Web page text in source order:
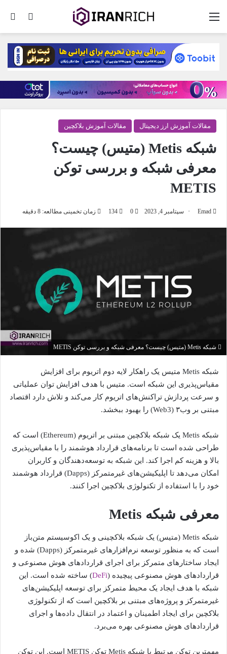
تغییر منو
مقالات آموزش ارز دیجیتال مقالات آموزش بلاکچین
شبکه Metis (متیس) چیست؟
معرفی شبکه و بررسی توکن
METIS
Emad سپتامبر 4, 2023 0
134 زمان تخمینی مطالعه: 8 دقیقه
شبکه Metis (متیس) چیست؟ معرفی شبکه و بررسی توکن METIS
شبکه Metis متیس یک راهکار لایه دوم اتریوم برای افزایش
مقیاس‌پذیری این شبکه است. متیس با هدف افزایش توان عملیاتی
و سرعت پردازش تراکنش‌های اتریوم کار می‌کند و تلاش دارد اقتصاد
مبتنی بر وب۳ (Web3) را بهبود ببخشد.
شبکه Metis یک شبکه بلاکچین مبتنی بر اتریوم (Ethereum) است که
طراحی شده است تا برنامه‌های قرارداد هوشمند را با مقیاس‌پذیری
بالا و هزینه کم اجرا کند. این شبکه به توسعه‌دهندگان و کاربران
امکان می‌دهد تا اپلیکیشن‌های غیرمتمرکز (Dapps) قرارداد هوشمند
خود را با استفاده از تکنولوژی بلاکچین اجرا کنند.
معرفی شبکه Metis
شبکه Metis (متیس) یک شبکه بلاکچینی و یک اکوسیستم متن‌باز
است که به منظور توسعه نرم‌افزارهای غیرمتمرکز (Dapps) شده و
ایجاد ساختارهای متمرکز برای اجرای قراردادهای هوش مصنوعی و
قراردادهای هوش مصنوعی پیچیده (DeFi) ساخته شده است. این
شبکه با هدف ایجاد یک محیط متمرکز برای توسعه اپلیکیشن‌های
غیرمتمرکز و پروژه‌های مبتنی بر بلاکچین است که از تکنولوژی
بلاکچین برای ایجاد اطمینان و اعتماد در انتقال داده‌ها و اجرای
قراردادهای هوش مصنوعی بهره می‌برد.
مهمترین توکن مرتبط با شبکه Metis توکن METIS است. این توکن